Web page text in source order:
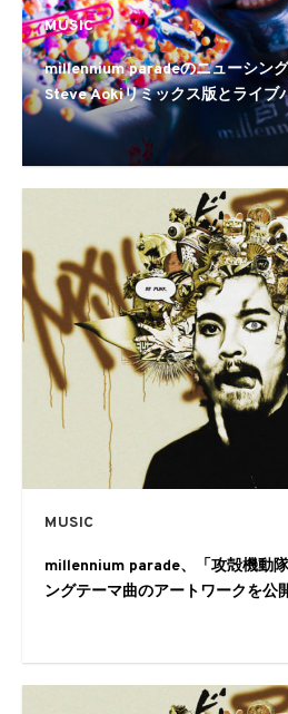
MUSIC
millennium paradeのニューシン
Steve Aokiリミックス版とライブ
MUSIC
millennium parade、「攻殻機動
ングテーマ曲のアートワークを公